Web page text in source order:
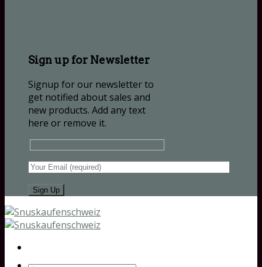
Sign up for Newsletter
Signup for our newsletter to
get notified about sales and
new products. Add any text
here or remove it.